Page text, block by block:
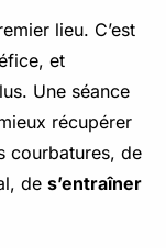
lieu. C’est
et
Une séance
récupérer
courbatures, de
de s’entraîner